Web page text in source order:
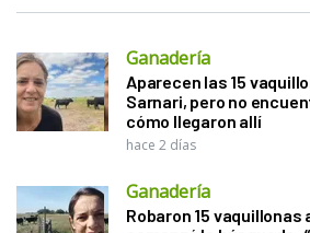
Ganadería
Aparecen las 15
Sarnari, pero no
cómo llegaron allí
hace 2 días
Ganadería
Robaron 15 vaquillonas